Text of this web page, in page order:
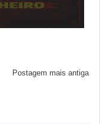
Postagem mais antiga